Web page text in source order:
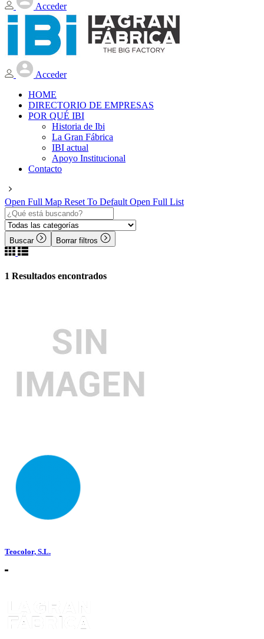
Acceder
Acceder
HOME
DIRECTORIO DE EMPRESAS
POR QUÉ IBI
Historia de Ibi
La Gran Fábrica
IBI actual
Apoyo Institucional
Contacto
Open Full Map Reset To Default Open Full List
Buscar Borrar filtros
1 Resultados encontrados
Teocolor, S.L.